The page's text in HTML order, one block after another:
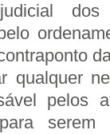
qualquer
pelos
serem